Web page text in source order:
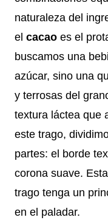
naturaleza del
el cacao es el
buscamos una
azúcar, sino una
y terrosas del
textura láctea que
este trago,
partes: el borde
corona suave.
trago tenga un
en el paladar.